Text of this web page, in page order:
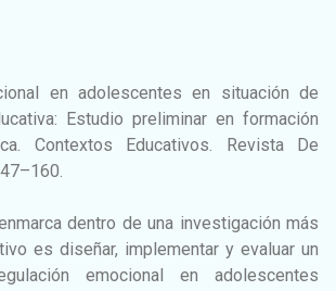
en adolescentes en situación de
Estudio preliminar en formación
Contextos Educativos. Revista De
dentro de una investigación más
es diseñar, implementar y evaluar un
emocional en adolescentes